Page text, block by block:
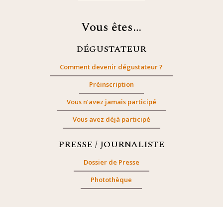
Vous êtes…
DÉGUSTATEUR
Comment devenir dégustateur ?
Préinscription
Vous n’avez jamais participé
Vous avez déjà participé
PRESSE / JOURNALISTE
Dossier de Presse
Photothèque